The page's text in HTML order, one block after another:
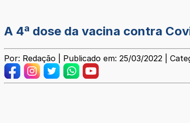
A 4ª dose da vacina contra
Por: Redação | Publicado em: 25/03/2022 |